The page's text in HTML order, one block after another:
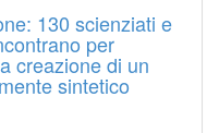
130 scienziati e
per
creazione di un
sintetico